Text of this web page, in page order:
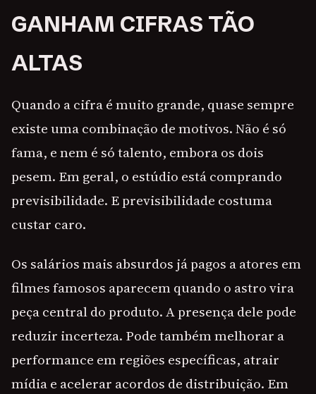
GANHAM CIFRAS TÃO
ALTAS
Quando a cifra é muito grande, quase sempre
existe uma combinação de motivos. Não é só
fama, e nem é só talento, embora os dois
pesem. Em geral, o estúdio está comprando
previsibilidade. E previsibilidade costuma
custar caro.
Os salários mais absurdos já pagos a atores em
filmes famosos aparecem quando o astro vira
peça central do produto. A presença dele pode
reduzir incerteza. Pode também melhorar a
performance em regiões específicas, atrair
mídia e acelerar acordos de distribuição. Em